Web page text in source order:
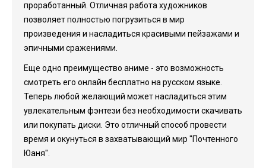
проработанный. Отличная работа художников
позволяет полностью погрузиться в мир
произведения и насладиться красивыми пейзажами и
эпичными сражениями.
Еще одно преимущество аниме - это возможность
смотреть его онлайн бесплатно на русском языке.
Теперь любой желающий может насладиться этим
увлекательным фэнтези без необходимости скачивать
или покупать диски. Это отличный способ провести
время и окунуться в захватывающий мир "Почтенного
Юаня".